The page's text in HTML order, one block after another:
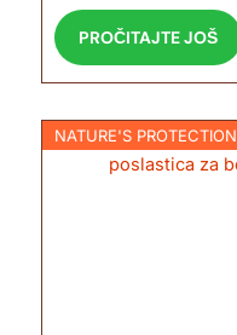
PROČITAJTE JOŠ
NATURE'S PROTECTION